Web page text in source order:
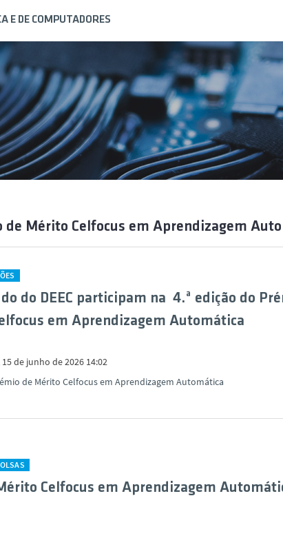
E DE COMPUTADORES
de Mérito Celfocus em Aprendizagem
do DEEC participam na 4.ª edição do
em Aprendizagem Automática
de junho de 2026 14:02
de Mérito Celfocus em Aprendizagem Automática
Celfocus em Aprendizagem